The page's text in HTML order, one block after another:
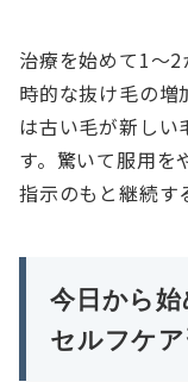
治療を始めて1〜
時的な抜け毛の増
は古い毛が新しい
す。驚いて服用を
指示のもと継続す
今日から
セルフケ